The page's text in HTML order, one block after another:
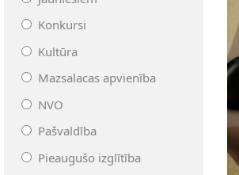
Konkursi
Kultūra
Mazsalacas apvienība
NVO
Pašvaldība
Pieaugušo izglītība